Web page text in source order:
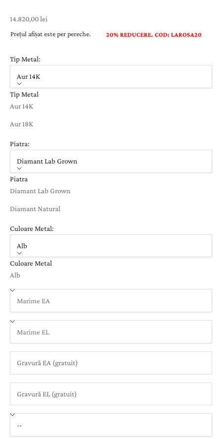
Preț cu reducere
14.820,00 lei
Prețul afișat este per pereche.
20% REDUCERE. COD: LAROSA20
Tip Metal:
Aur 14K
Tip Metal
Aur 14K
Aur 18K
Piatra:
Diamant Lab Grown
Piatra
Diamant Lab Grown
Diamant Natural
Culoare Metal:
Alb
Culoare Metal
Alb